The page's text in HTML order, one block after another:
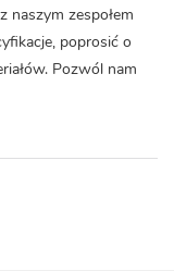
naszym zespołem
poprosić o
Pozwól nam